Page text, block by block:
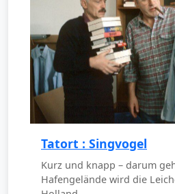
Tatort : Singvogel
Kurz und knapp – darum
Hafengelände wird die